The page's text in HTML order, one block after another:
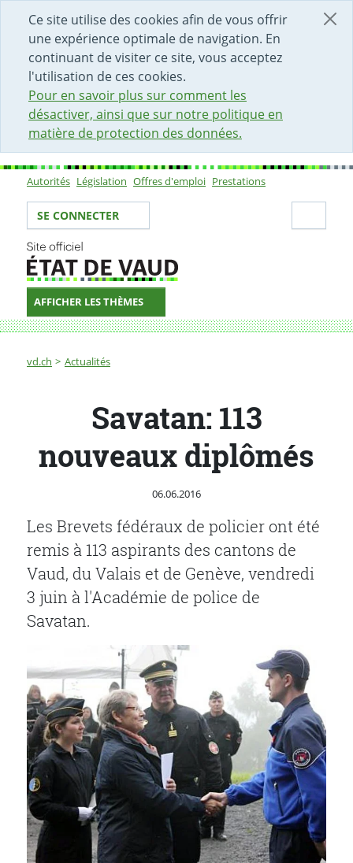
Ce site utilise des cookies afin de vous offrir
une expérience optimale de navigation. En
continuant de visiter ce site, vous acceptez
l'utilisation de ces cookies.
Pour en savoir plus sur comment les
désactiver, ainsi que sur notre politique en
matière de protection des données.
DÉBUT DU CONTENU DE LA PAGE
ACCÈS AU CHAMP DE RECHERCHE
PAGE D'ACCUEIL
FORMULAIRE DE CONTACT
Sous-navigation
Autorités Législation Offres d'emploi Prestations
Votre identité
SE CONNECTER
AFFICHER LES THÈMES
Fil d'Ariane
vd.ch Actualités
Savatan: 113 nouveaux diplômés
Savatan: 113
nouveaux diplômés
Publié le
06.06.2016
Les Brevets fédéraux de policier ont été
remis à 113 aspirants des cantons de
Vaud, du Valais et de Genève, vendredi
3 juin à l'Académie de police de
Savatan.